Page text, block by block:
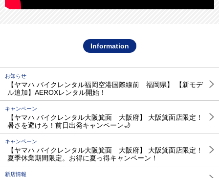
Information
お知らせ
【ヤマハ バイクレンタル福岡空港国際線前 福岡県】 【新モデ
ル追加】AEROXレンタル開始！
キャンペーン
【ヤマハ バイクレンタル大阪箕面 大阪府】 大阪箕面店限定！
暑さを避けろ！前日出発キャンペーン🌙
キャンペーン
【ヤマハ バイクレンタル大阪箕面 大阪府】 大阪箕面店限定！
夏季休業期間限定。お得に夏っ得キャンペーン！
新店情報